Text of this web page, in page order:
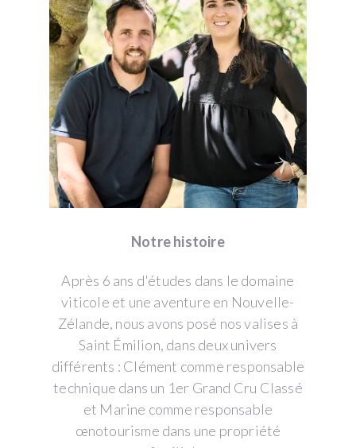
Notre histoire
Après 6 ans d'études dans le domaine
viticole et une aventure en Nouvelle-
Zélande, nous avons posé nos valises à
Saint Émilion, dans deux univers
différents : Clément comme responsable
technique dans un 1er Grand Cru Classé
et Marine comme responsable
œnotourisme dans une propriété